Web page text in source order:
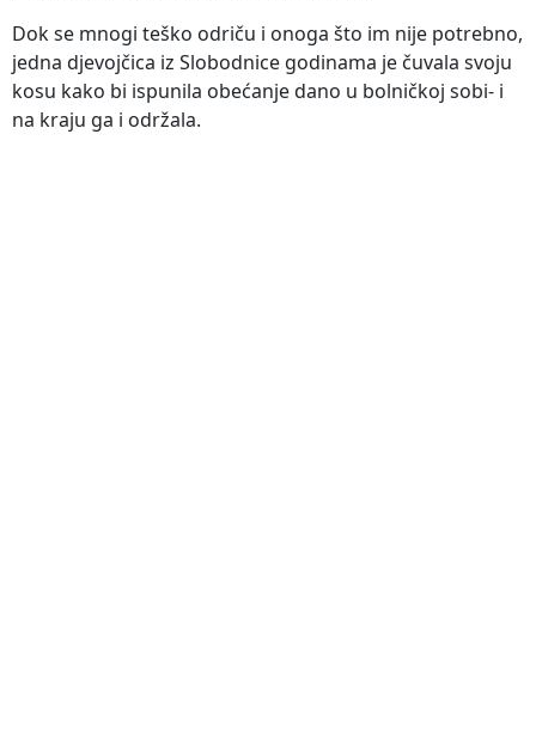
Dok se mnogi teško odriču i onoga što im nije potrebno,
jedna djevojčica iz Slobodnice godinama je čuvala svoju
kosu kako bi ispunila obećanje dano u bolničkoj sobi- i
na kraju ga i održala.